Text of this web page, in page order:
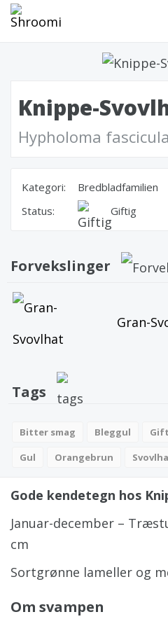
Knippe-
Hypholoma
Kategori:
Bredbladfamilien
Status:
Giftig
Forvekslinger
Gran-
Tags
Bitter smag Bleggul
Gul
Orangebrun
Gode kendetegn hos
Januar-december –
cm
Sortgrønne lameller og
Om svampen